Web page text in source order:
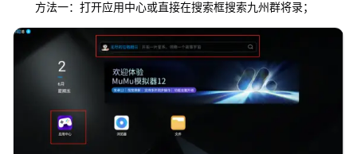
方法一：打开应用中心或直接在搜索框搜索九州群将录；